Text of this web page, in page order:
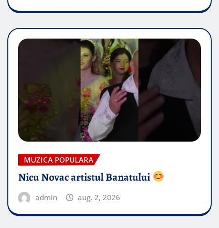
MUZICA POPULARA
Nicu Novac artistul Banatului
admin aug. 2, 2026